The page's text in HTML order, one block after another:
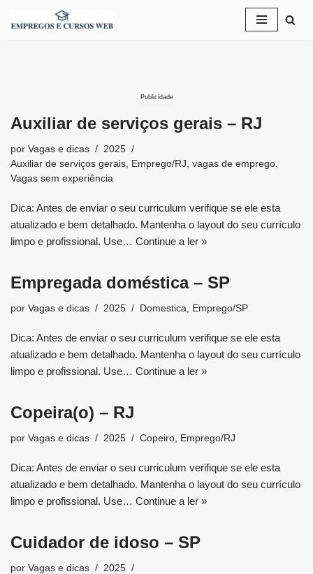
Publicidade
Auxiliar de serviços gerais – RJ
por Vagas e dicas
2025
Auxiliar de serviços gerais
Emprego/RJ vagas de emprego
Vagas sem experiência
Dica: Antes de enviar o seu curriculum verifique se ele esta
atualizado e bem detalhado. Mantenha o layout do seu currículo
limpo e profissional. Use… Continue a ler »
Empregada doméstica – SP
por Vagas e dicas 2025 Domestica Emprego/SP
Dica: Antes de enviar o seu curriculum verifique se ele esta
atualizado e bem detalhado. Mantenha o layout do seu currículo
limpo e profissional. Use… Continue a ler »
Copeira(o) – RJ
por Vagas e dicas 2025 Copeiro Emprego/RJ
Dica: Antes de enviar o seu curriculum verifique se ele esta
atualizado e bem detalhado. Mantenha o layout do seu currículo
limpo e profissional. Use… Continue a ler »
Cuidador de idoso – SP
por Vagas e dicas
2025